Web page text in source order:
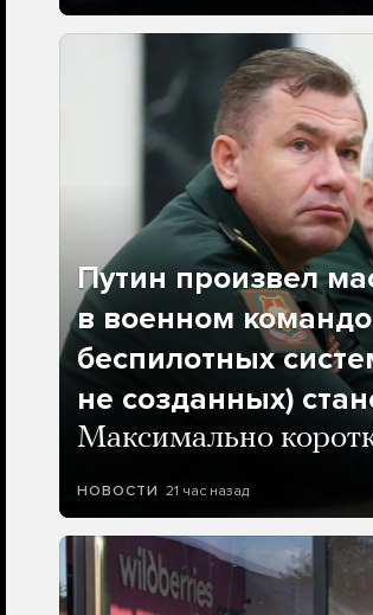
Путин произвел
в военном
беспилотных
не созданных)
Максимально
НОВОСТИ 21 час назад